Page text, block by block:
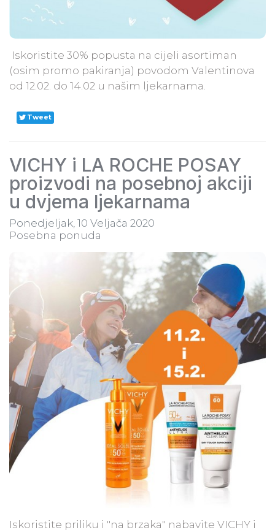
​​ Iskoristite 30% popusta na cijeli asortiman
(osim promo pakiranja) povodom Valentinova
od 12.02. do 14.02 u našim ljekarnama.
Tweet
VICHY i LA ROCHE POSAY
proizvodi na posebnoj akciji
u dvjema ljekarnama
Ponedjeljak, 10 Veljača 2020
Posebna ponuda
Iskoristite priliku i "na brzaka" nabavite VICHY i